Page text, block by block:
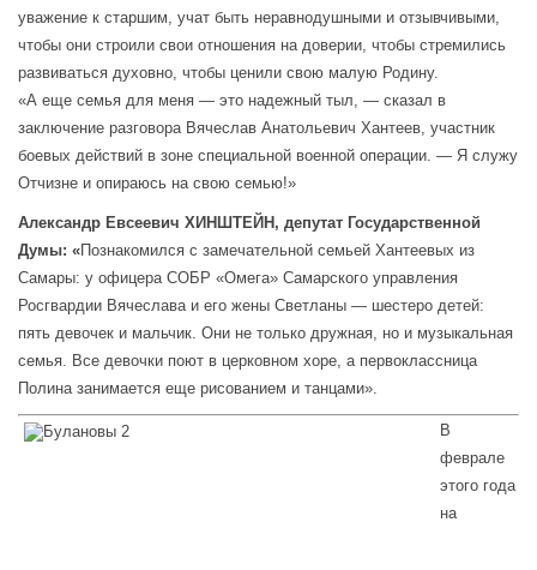
уважение к старшим, учат быть неравнодушными и отзывчивыми,
чтобы они строили свои отношения на доверии, чтобы стремились
развиваться духовно, чтобы ценили свою малую Родину.
«А еще семья для меня — это надежный тыл, — сказал в
заключение разговора Вячеслав Анатольевич Хантеев, участник
боевых действий в зоне специальной военной операции. — Я служу
Отчизне и опираюсь на свою семью!»
Александр Евсеевич ХИНШТЕЙН, депутат Государственной
Думы: «Познакомился с замечательной семьей Хантеевых из
Самары: у офицера СОБР «Омега» Самарского управления
Росгвардии Вячеслава и его жены Светланы — шестеро детей:
пять девочек и мальчик. Они не только дружная, но и музыкальная
семья. Все девочки поют в церковном хоре, а первоклассница
Полина занимается еще рисованием и танцами».
В
феврале
этого года
на